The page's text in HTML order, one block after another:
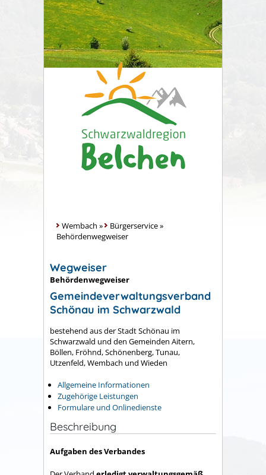
Wembach » Bürgerservice»
Behördenwegweiser
Wegweiser
Behördenwegweiser
Gemeindeverwaltungsverband
Schönau im Schwarzwald
bestehend aus der Stadt Schönau im
Schwarzwald und den Gemeinden Aitern,
Böllen, Fröhnd, Schönenberg, Tunau,
Utzenfeld, Wembach und Wieden
Allgemeine Informationen
Zugehörige Leistungen
Formulare und Onlinedienste
Beschreibung
Aufgaben des Verbandes